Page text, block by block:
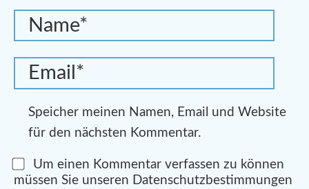
Speicher meinen Namen, Email und Website
für den nächsten Kommentar.
Um einen Kommentar verfassen zu können
müssen Sie unseren Datenschutzbestimmungen